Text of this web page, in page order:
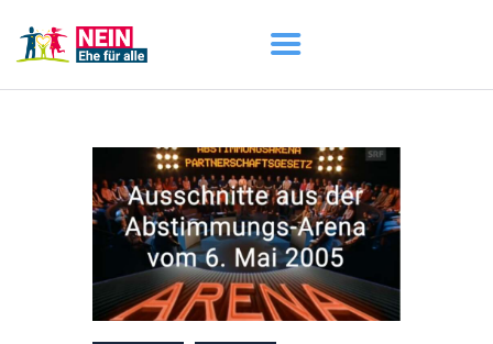
AKTUELL
DARUM GEHT ES
ÜBER UNS
DOWNLOADS